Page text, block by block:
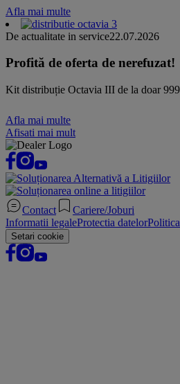
Afla mai multe
De actualitate in service22.07.2026
Profită de oferta de nerefuzat!
Kit distribuție Octavia III de la doar
Afla mai multe
Afisati mai mult
Contact
Cariere/Joburi
Informatii legaleProtectia datelor
Setari cookie